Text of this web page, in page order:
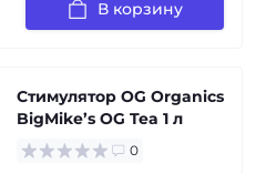
В корзину
Стимулятор OG Organics
BigMike’s OG Tea 1 л
0